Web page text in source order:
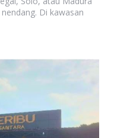
Di kawasan